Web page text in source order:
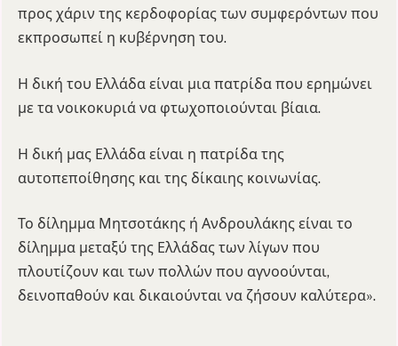
προς χάριν της κερδοφορίας των συμφερόντων που
εκπροσωπεί η κυβέρνηση του.
Η δική του Ελλάδα είναι μια πατρίδα που ερημώνει
με τα νοικοκυριά να φτωχοποιούνται βίαια.
Η δική μας Ελλάδα είναι η πατρίδα της
αυτοπεποίθησης και της δίκαιης κοινωνίας.
Το δίλημμα Μητσοτάκης ή Ανδρουλάκης είναι το
δίλημμα μεταξύ της Ελλάδας των λίγων που
πλουτίζουν και των πολλών που αγνοούνται,
δεινοπαθούν και δικαιούνται να ζήσουν καλύτερα».